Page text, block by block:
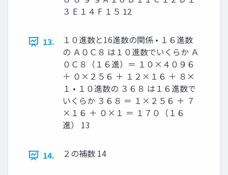
３ E １４ F １５ 12
13.
１０進数と16進数の関係 • １６進数
の Ａ０Ｃ８ は１０進数でいくらか Ａ
０Ｃ８（１６進）＝ １０×４０９６
＋ ０×２５６ ＋ １２×１６ ＋ ８×
１ • １０進数の ３６８ は１６進数で
いくらか ３６８ ＝ １×２５６ ＋ ７
×１６ ＋ ０×１ ＝ １７０（１６
進） 13
14. ２の補数 14